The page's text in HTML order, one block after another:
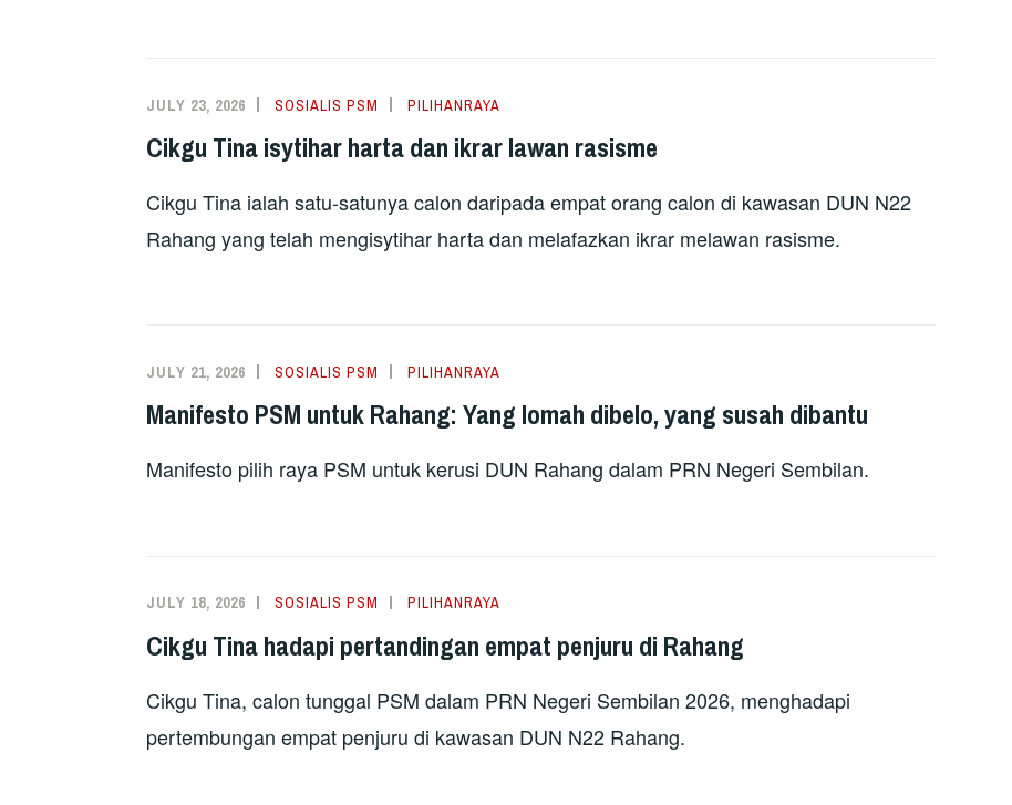
JULY 23, 2026 SOSIALIS PSM PILIHANRAYA
Cikgu Tina isytihar harta dan ikrar lawan rasisme
Cikgu Tina ialah satu-satunya calon daripada empat orang calon di kawasan DUN N22
Rahang yang telah mengisytihar harta dan melafazkan ikrar melawan rasisme.
JULY 21, 2026 SOSIALIS PSM PILIHANRAYA
Manifesto PSM untuk Rahang: Yang lomah dibelo, yang susah dibantu
Manifesto pilih raya PSM untuk kerusi DUN Rahang dalam PRN Negeri Sembilan.
JULY 18, 2026 SOSIALIS PSM PILIHANRAYA
Cikgu Tina hadapi pertandingan empat penjuru di Rahang
Cikgu Tina, calon tunggal PSM dalam PRN Negeri Sembilan 2026, menghadapi
pertembungan empat penjuru di kawasan DUN N22 Rahang.